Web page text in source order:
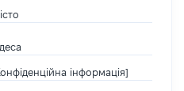
інформація]